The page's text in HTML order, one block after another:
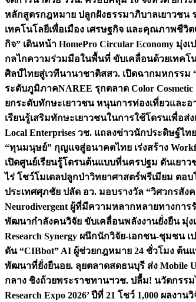
หลักสูตรกฎหมาย ปลูกฝังธรรมาภิบาลเยาวชน
เทคโนโลยีเพื่อเมือง เศรษฐกิจ และคุณภาพชีวิต
กิจ” เดินหน้า HomePro Circular Economy มุ่
กลไกความร่วมมือในพื้นที่ ขับเคลื่อนด้วยเทค
ศิลป์ไทยสู่เวทีนานาชาติสสว. เปิดฉากมหกรรม
ระดับภูมิภาคNAREE รุกตลาด Color Cosmetic
ยกระดับทักษะเยาวชน หนุนการท่องเที่ยวและ
เรียนรู้เสริมทักษะเยาวชนในการใช้โดรนเพื่อ
Local Enterprises วช. แถลงข่าวนักประดิษฐ์ไทย
“ทุนมนุษย์” กุญแจสู่อนาคตไทย เร่งสร้าง
เปิดศูนย์เรียนรู้โดรนต้นแบบที่นครปฐม ดันเยา
ไร่ โชว์โมเดลปลูกป่าวิทยาศาสตร์พรีเมียม ตอ
ประเทศศุภชัย ปลัด อว. มอบรางวัล “วิศวกรสั
Neurodivergent ผู้ที่มีความหลากหลายทางกา
พัฒนากำลังคนวิจัย ขับเคลื่อนพลังงานยั่งยืน มุ่งเ
Research Synergy ผนึกนักวิจัย-เอกชน-ชุมชน
ดัน “CIBbot” AI ผู้ช่วยกฎหมาย 24 ชั่วโมง ต้
พัฒนาที่ยั่งยืนอย. ลุยตลาดสดธนบุรี ส่ง Mobile
กลาง ชิงถ้วยพระราชทานฯวช. ปลื้ม! นวัตกรรม
Research Expo 2026’ ปีที่ 21 โชว์ 1,000 ผลงา